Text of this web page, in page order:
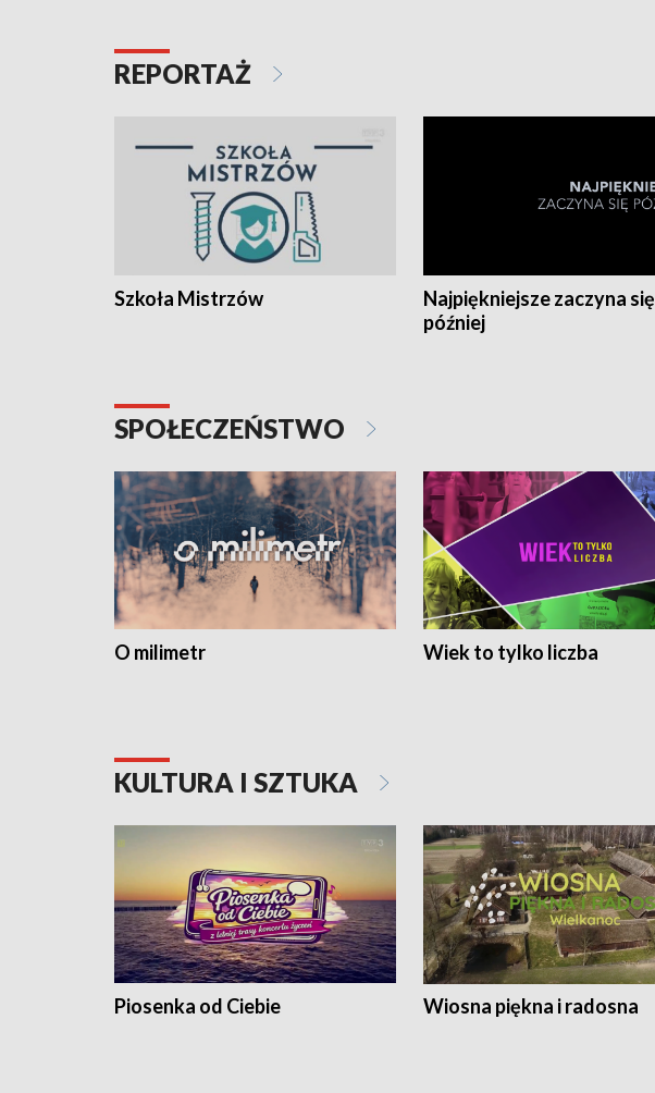
REPORTAŻ
Szkoła Mistrzów
Najpiękniejsze zaczyna się
później
SPOŁECZEŃSTWO
O milimetr Wiek to tylko liczba
KULTURA I SZTUKA
Piosenka od Ciebie Wiosna piękna i radosna